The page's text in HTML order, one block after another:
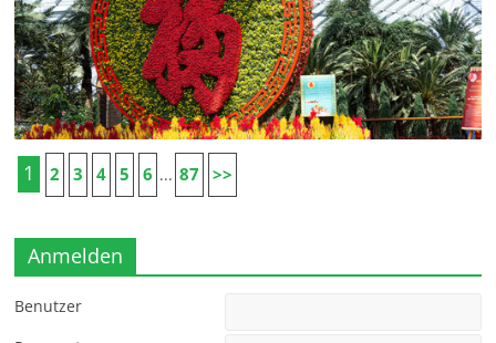
1 2 3 4 5 6 ... 87 >>
Anmelden
Benutzer